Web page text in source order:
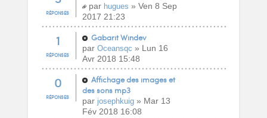
RÉPONSES
par hugues » Ven 8 Sep
2017 21:23
1
RÉPONSES
Gabarit Windev
par Oceansqc » Lun 16
Avr 2018 15:48
0
RÉPONSES
Affichage des images et
des sons mp3
par josephkuig» Mar 13
Fév 2018 16:08